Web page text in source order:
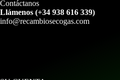
Contáctanos
Llámenos (+34 938 616 339)
info@recambiosecogas.com